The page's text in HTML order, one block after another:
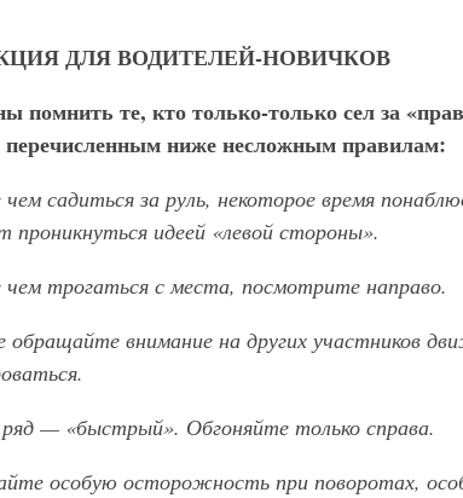
ДЛЯ ВОДИТЕЛЕЙ-НОВИЧКОВ
помнить те, кто только-только сел за
перечисленным ниже несложным правилам:
садиться за руль, некоторое время
проникнуться идеей «левой стороны».
трогаться с места, посмотрите направо.
обращайте внимание на других участников
— «быстрый». Обгоняйте только справа.
особую осторожность при поворотах,